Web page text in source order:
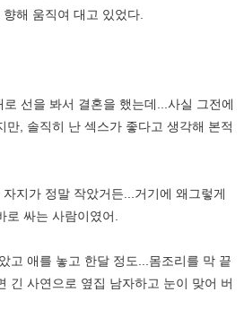
해 움직여 대고 있었다.
선을 봐서 결혼을 했는데...사실 그전에
만, 솔직히 난 섹스가 좋다고 생각해 본적
지가 정말 작았거든...거기에 왜그렇게
싸는 사람이였어.
고 애를 놓고 한달 정도...몸조리를 막 끝
긴 사연으로 옆집 남자하고 눈이 맞어 버